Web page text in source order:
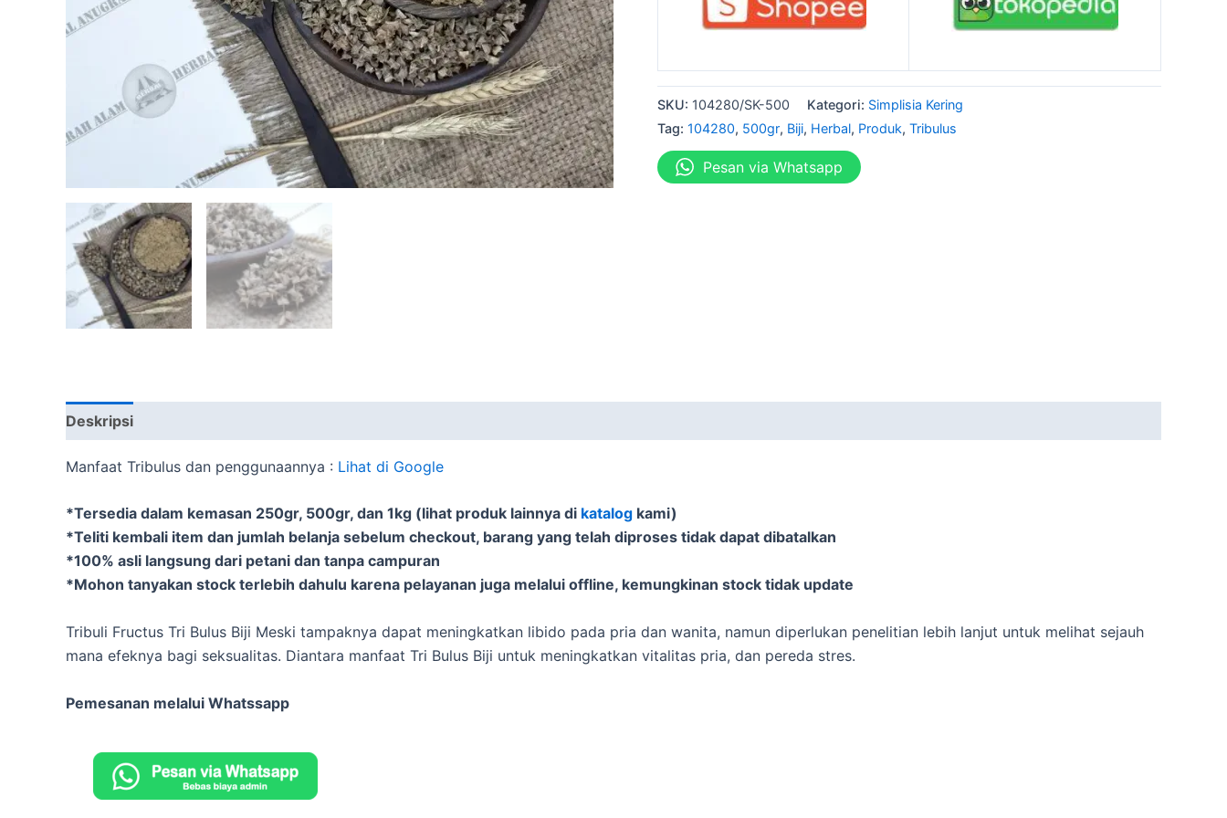
SKU: 104280/SK-500 Kategori: Simplisia Kering
Tag: 104280, 500gr, Biji, Herbal, Produk, Tribulus
Pesan via Whatsapp
Deskripsi
Manfaat Tribulus dan penggunaannya : Lihat di Google
*Tersedia dalam kemasan 250gr, 500gr, dan 1kg (lihat produk lainnya di katalog kami)
*Teliti kembali item dan jumlah belanja sebelum checkout, barang yang telah diproses tidak dapat dibatalkan
*100% asli langsung dari petani dan tanpa campuran
*Mohon tanyakan stock terlebih dahulu karena pelayanan juga melalui offline, kemungkinan stock tidak update
Tribuli Fructus Tri Bulus Biji Meski tampaknya dapat meningkatkan libido pada pria dan wanita, namun diperlukan penelitian lebih lanjut untuk melihat sejauh
mana efeknya bagi seksualitas. Diantara manfaat Tri Bulus Biji untuk meningkatkan vitalitas pria, dan pereda stres.
Pemesanan melalui Whatssapp